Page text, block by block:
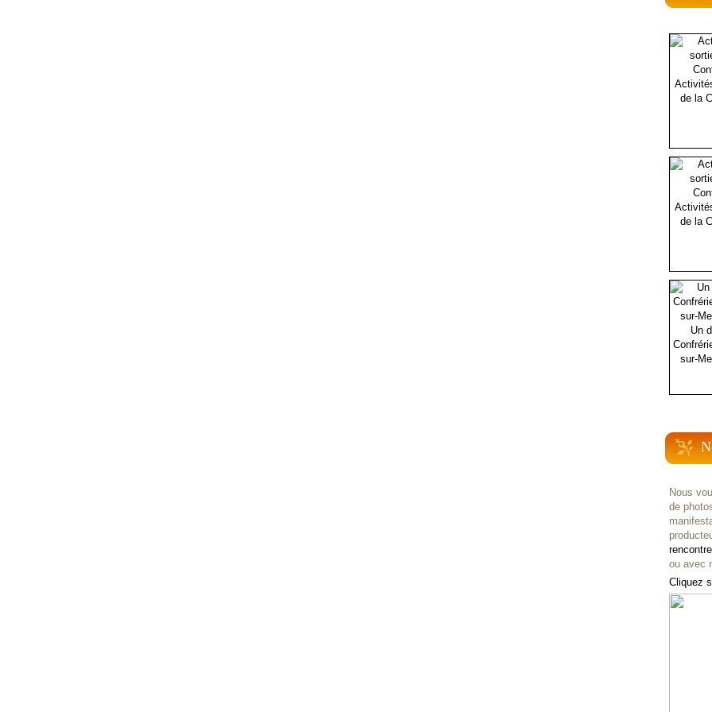
de la
de la
Un
sur-
Nous
de
ou avec
Cliquez